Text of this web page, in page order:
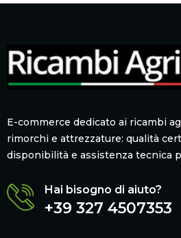
E-commerce dedicato ai ricambi
rimorchi e attrezzature: qualità
disponibilità e assistenza tecnica
Hai bisogno di aiuto?
+39 327 4507353